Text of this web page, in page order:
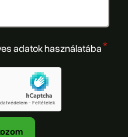
adatok használatába